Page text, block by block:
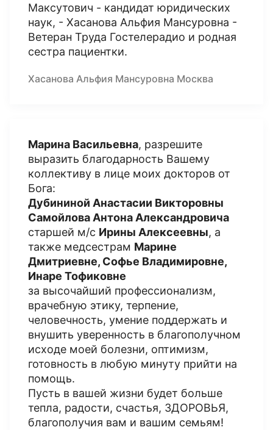
Максутович - кандидат юридических
наук, - Хасанова Альфия Мансуровна -
Ветеран Труда Гостелерадио и родная
сестра пациентки.
Хасанова Альфия Мансуровна Москва
Марина Васильевна, разрешите
выразить благодарность Вашему
коллективу в лице моих докторов от
Бога:
Дубининой Анастасии Викторовны
Самойлова Антона Александровича
старшей м/с Ирины Алексеевны, а
также медсестрам Марине
Дмитриевне, Софье Владимировне,
Инаре Тофиковне
за высочайший профессионализм,
врачебную этику, терпение,
человечность, умение поддержать и
внушить уверенность в благополучном
исходе моей болезни, оптимизм,
готовность в любую минуту прийти на
помощь.
Пусть в вашей жизни будет больше
тепла, радости, счастья, ЗДОРОВЬЯ,
благополучия вам и вашим семьям!